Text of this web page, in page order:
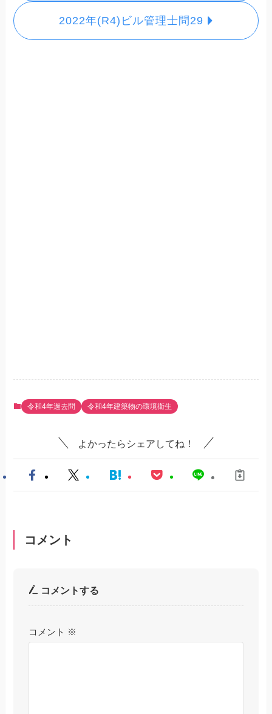
2022年(R4)ビル管理士問29
令和4年過去問 令和4年建築物の環境衛生
よかったらシェアしてね！
コメント
コメントする
コメント ※